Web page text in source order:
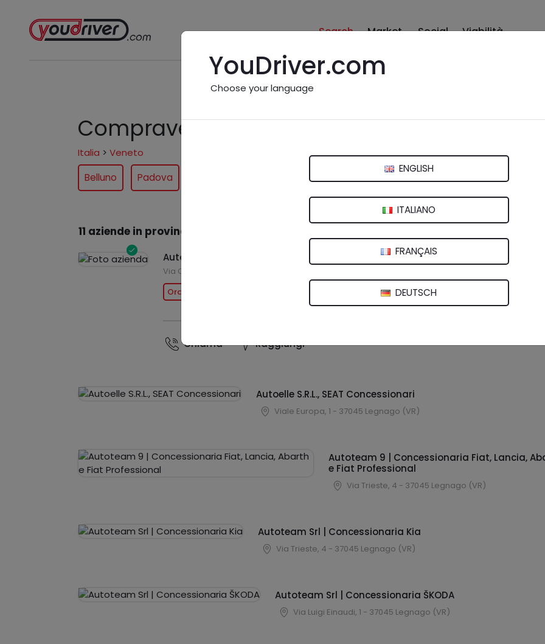
Search Market Social Viabilità
Compravendita vicino a me: Verona e
Italia > Veneto
Belluno
Padova Venezia
11 aziende in provincia
Autoprestige Service Srl
Via Cesare Betteloni, 17 - 37131 Verona (VR)
Ora chiuso
Chiama Raggiungi
Autoelle S.R.L., SEAT Concessionari
Viale Europa, 1 - 37045 Legnago (VR)
Autoteam 9 | Concessionaria Fiat, Lancia,
e Fiat Professional
Via Trieste, 4 - 37045 Legnago (VR)
Autoteam Srl | Concessionaria Kia
Via Trieste, 4 - 37045 Legnago (VR)
Autoteam Srl | Concessionaria ŠKODA
Via Luigi Einaudi, 1 - 37045 Legnago (VR)
YouDriver.com
Choose your language
ENGLISH
ITALIANO
FRANÇAIS
DEUTSCH